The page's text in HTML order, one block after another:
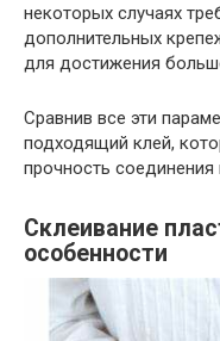
некоторых случаях
дополнительных
для достижения
Сравнив все эти
подходящий клей,
прочность соединения
Склеивание
особенности